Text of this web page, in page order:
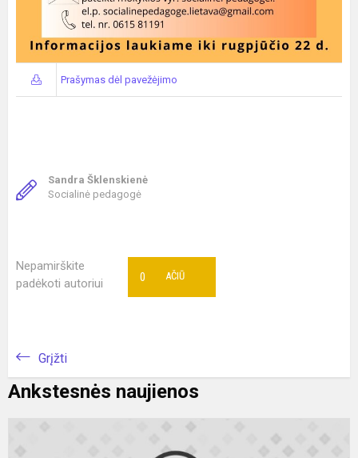
Prašymas dėl pavežėjimo
Sandra Šklenskienė
Socialinė pedagogė
Nepamirškite
padėkoti autoriui
AČIŪ
0
Grįžti
Ankstesnės naujienos